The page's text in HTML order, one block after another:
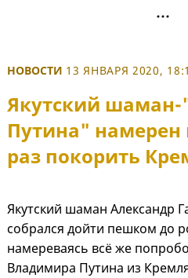
НОВОСТИ 13 ЯНВАРЯ 2020,
Якутский шаман-
Путина" намерен
раз покорить
Якутский шаман Александр
собрался дойти пешком до
намереваясь всё же
Владимира Путина из